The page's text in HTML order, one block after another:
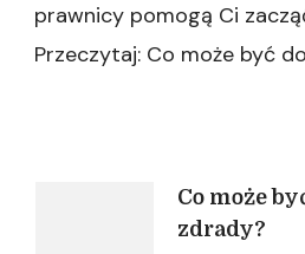
prawnicy pomogą Ci
Przeczytaj: Co może być
Co może
zdrady?